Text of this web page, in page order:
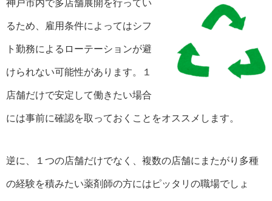
神戸市内で多店舗展開を行ってい
るため、雇用条件によってはシフ
ト勤務によるローテーションが避
けられない可能性があります。１
店舗だけで安定して働きたい場合
には事前に確認を取っておくことをオススメします。
逆に、１つの店舗だけでなく、複数の店舗にまたがり多種
の経験を積みたい薬剤師の方にはピッタリの職場でしょ